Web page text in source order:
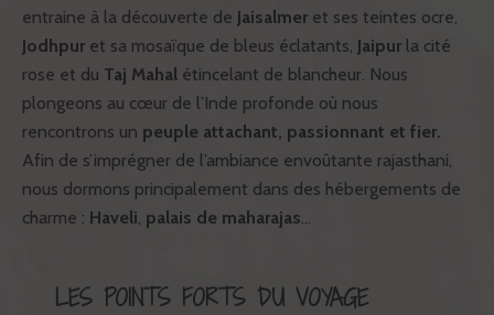
entraine à la découverte de Jaisalmer et ses teintes ocre,
Jodhpur et sa mosaïque de bleus éclatants, Jaipur la cité
rose et du Taj Mahal étincelant de blancheur. Nous
plongeons au cœur de l’Inde profonde où nous
rencontrons un peuple attachant, passionnant et fier.
Afin de s’imprégner de l’ambiance envoûtante rajasthani,
nous dormons principalement dans des hébergements de
charme : Haveli palais de maharajas
LES POINTS FORTS DU VOYAGE